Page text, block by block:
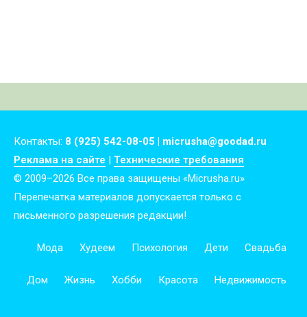
Контакты: 8 (925) 542-08-05 | micrusha@goodad.ru
Реклама на сайте | Технические требования
© 2009–2026 Все права защищены «Micrusha.ru»
Перепечатка материалов допускается только с
письменного разрешения редакции!
Мода Худеем Психология Дети Свадьба
Дом Жизнь Хобби Красота Недвижимость